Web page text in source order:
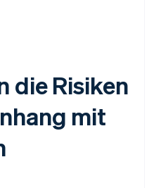
die Risiken
mit